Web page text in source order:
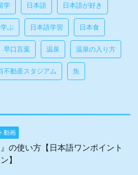
学 日本語 日本語が好き
ぶ 日本語学習 日本食
早口言葉 温泉 温泉の入り方
不動産スタジアム 魚
動画
』の使い方【日本語ワンポイント
】